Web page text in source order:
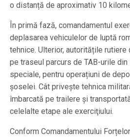
o distanță de aproximativ 10
În primă fază, comandamentul
deplasarea vehiculelor de luptă
tehnice. Ulterior, autoritățile rutiere
pe traseul parcurs de TAB-urile din
speciale, pentru operațiuni de
șoselei. Cât privește tehnica
îmbarcată pe trailere şi
celelalte etape ale exerciţiului.
Conform Comandamentului